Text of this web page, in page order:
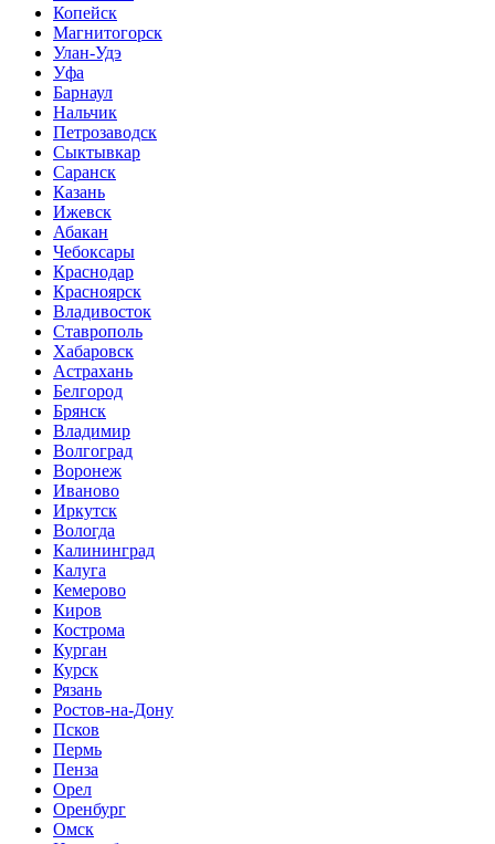
Копейск
Магнитогорск
Улан-Удэ
Уфа
Барнаул
Нальчик
Петрозаводск
Сыктывкар
Саранск
Казань
Ижевск
Абакан
Чебоксары
Краснодар
Красноярск
Владивосток
Ставрополь
Хабаровск
Астрахань
Белгород
Брянск
Владимир
Волгоград
Воронеж
Иваново
Иркутск
Вологда
Калининград
Калуга
Кемерово
Киров
Кострома
Курган
Курск
Рязань
Ростов-на-Дону
Псков
Пермь
Пенза
Орел
Оренбург
Омск